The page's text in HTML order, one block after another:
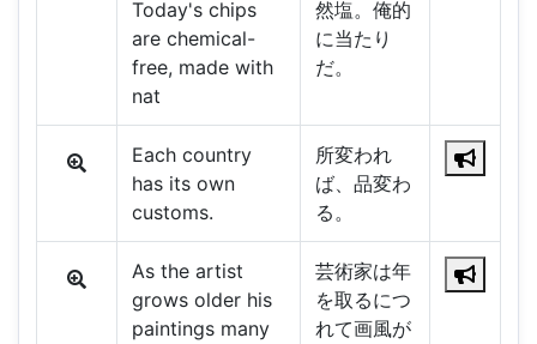
Today's chips
are chemical-
free, made with
nat
然塩。俺的
に当たり
だ。
Each country
has its own
customs.
所変われ
ば、品変わ
る。
As the artist
grows older his
paintings many
芸術家は年
を取るにつ
れて画風が